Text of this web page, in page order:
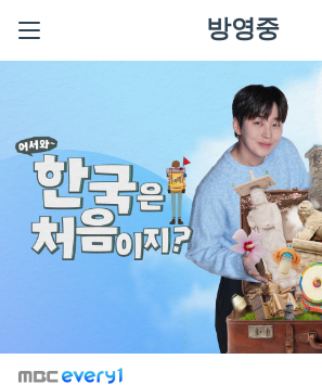
방영중